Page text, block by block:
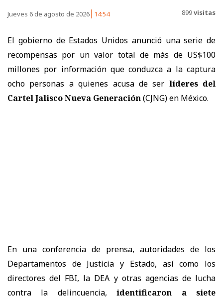
Jueves 6 de agosto de 2026 14:54 899visitas
El gobierno de Estados Unidos anunció una serie de
recompensas por un valor total de más de US$100
millones por información que conduzca a la captura
ocho personas a quienes acusa de ser líderes del
Cartel Jalisco Nueva Generación(CJNG) en México.
En una conferencia de prensa, autoridades de los
Departamentos de Justicia y Estado, así como los
directores del FBI, la DEA y otras agencias de lucha
contra la delincuencia,identificaron a siete